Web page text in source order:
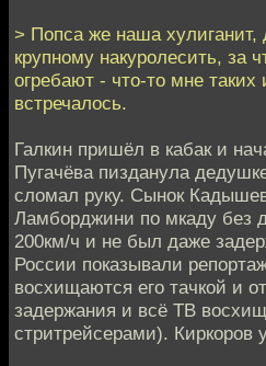
> Попса же наша хулиганит,
крупному накуролесить, за
огребают - что-то мне таких
встречалось.
Галкин пришёл в кабак и
Пугачёва пизданула
сломал руку. Сынок
Ламборджини по мкаду без
200км/ч и не был даже
России показывали
восхищаются его тачкой и
задержания и всё ТВ
стритрейсерами). Киркоров